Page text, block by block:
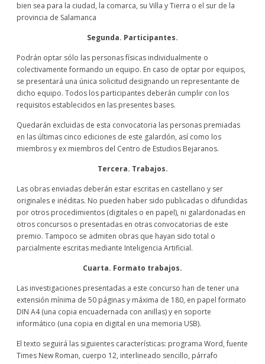
bien sea para la ciudad, la comarca, su Villa y Tierra o el sur de la
provincia de Salamanca
Segunda. Participantes.
Podrán optar sólo las personas físicas individualmente o
colectivamente formando un equipo. En caso de optar por equipos,
se presentará una única solicitud designando un representante de
dicho equipo. Todos los participantes deberán cumplir con los
requisitos establecidos en las presentes bases.
Quedarán excluidas de esta convocatoria las personas premiadas
en las últimas cinco ediciones de este galardón, así como los
miembros y ex miembros del Centro de Estudios Bejaranos.
Tercera. Trabajos.
Las obras enviadas deberán estar escritas en castellano y ser
originales e inéditas. No pueden haber sido publicadas o difundidas
por otros procedimientos (digitales o en papel), ni galardonadas en
otros concursos o presentadas en otras convocatorias de este
premio. Tampoco se admiten obras que hayan sido total o
parcialmente escritas mediante Inteligencia Artificial.
Cuarta. Formato trabajos.
Las investigaciones presentadas a este concurso han de tener una
extensión mínima de 50 páginas y máxima de 180, en papel formato
DIN A4 (una copia encuadernada con anillas) y en soporte
informático (una copia en digital en una memoria USB).
El texto seguirá las siguientes características: programa Word, fuente
Times New Roman, cuerpo 12, interlineado sencillo, párrafo